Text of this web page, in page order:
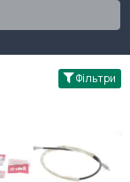
Фільтри